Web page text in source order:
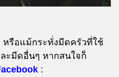
หรือแม้กระทั่งมีดครัวที่ใช้
ะมีดอื่นๆ หากสนใจก็
: